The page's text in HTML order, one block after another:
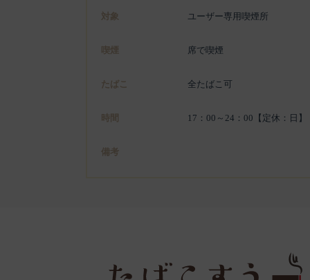
対象 ユーザー専用喫煙所
喫煙 席で喫煙
たばこ 全たばこ可
時間 17：00～24：00【定休：日】
備考